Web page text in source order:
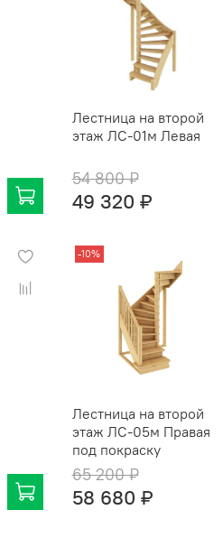
Лестница на второй
этаж ЛС-01м Левая
54 800 ₽
49 320 ₽
-10%
Лестница на второй
этаж ЛС-05м Правая
под покраску
65 200 ₽
58 680 ₽